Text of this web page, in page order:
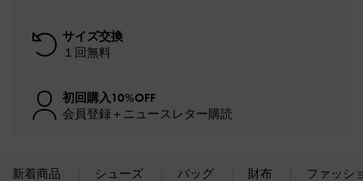
サイズ交換
１回無料
初回購入10%OFF
会員登録＋ニュースレター購読
新着商品 シューズ バッグ 財布 ファッシ